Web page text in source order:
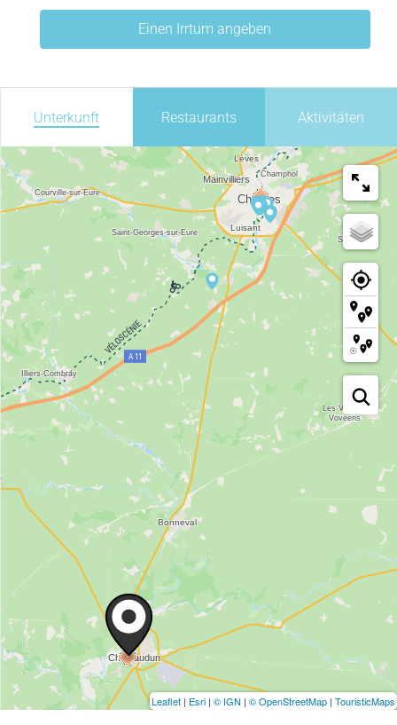
Einen Irrtum angeben
Unterkunft Restaurants Aktivitäten
Leaflet | Esri | © IGN | © OpenStreetMap | TouristicMaps